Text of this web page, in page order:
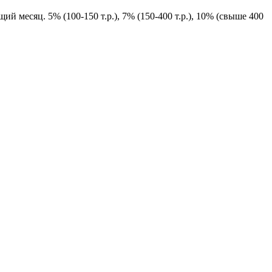
месяц. 5% (100-150 т.р.), 7% (150-400 т.р.), 10% (свыше 400